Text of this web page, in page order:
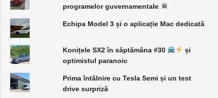
programelor guvernamentale
Echipa Model 3 și o aplicație Mac dedicată
Konițele SX2 în săptămâna #30
și
optimistul paranoic
Prima întâlnire cu Tesla Semi și un test
drive surpriză